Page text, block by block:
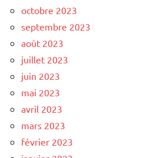
octobre 2023
septembre 2023
août 2023
juillet 2023
juin 2023
mai 2023
avril 2023
mars 2023
février 2023